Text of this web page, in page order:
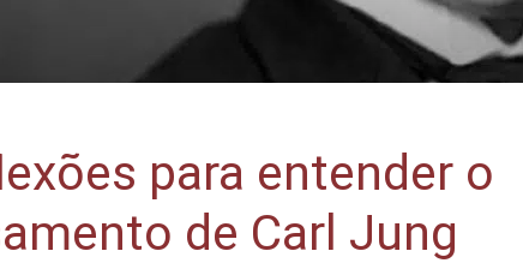
para entender o
de Carl Jung